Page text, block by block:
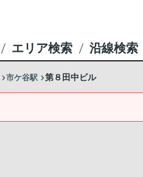
エリア検索 沿線検索
市ケ谷駅 第８田中ビル